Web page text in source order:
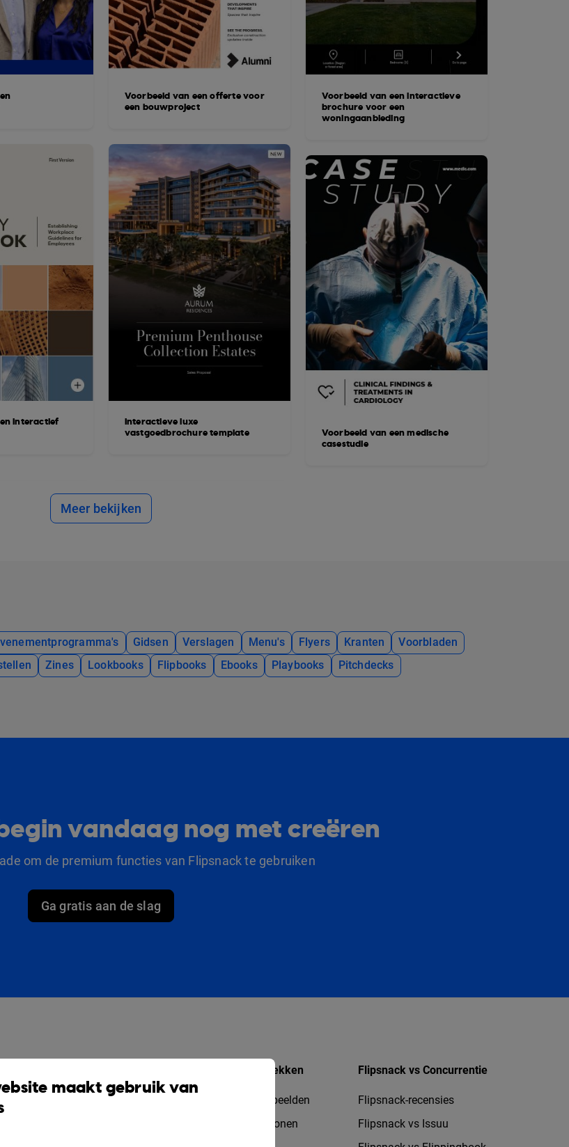
interactief
Voorbeeld van een offerte voor
een bouwproject
Interactieve luxe
vastgoedbrochure template
Voorbeeld van een interactieve
brochure voor een
woningaanbieding
Voorbeeld van een medische
casestudie
Meer bekijken
Gidsen Verslagen Menu's Flyers Kranten
Voorbladen
Zines Lookbooks Flipbooks Ebooks Playbooks
Pitchdecks
vandaag nog met creëren
om de premium functies van Flipsnack te gebruiken
Ga gratis aan de slag
Ontdekken
Voorbeelden
Sjablonen
Flipsnack vs Concurrentie
Flipsnack-recensies
Flipsnack vs Issuu
maakt gebruik van